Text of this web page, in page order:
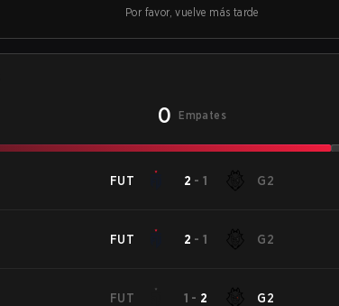
Por favor, vuelve más tarde
0 Empates
FUT 2 -1 G2
FUT 2 -1 G2
FUT 1 - 2 G2